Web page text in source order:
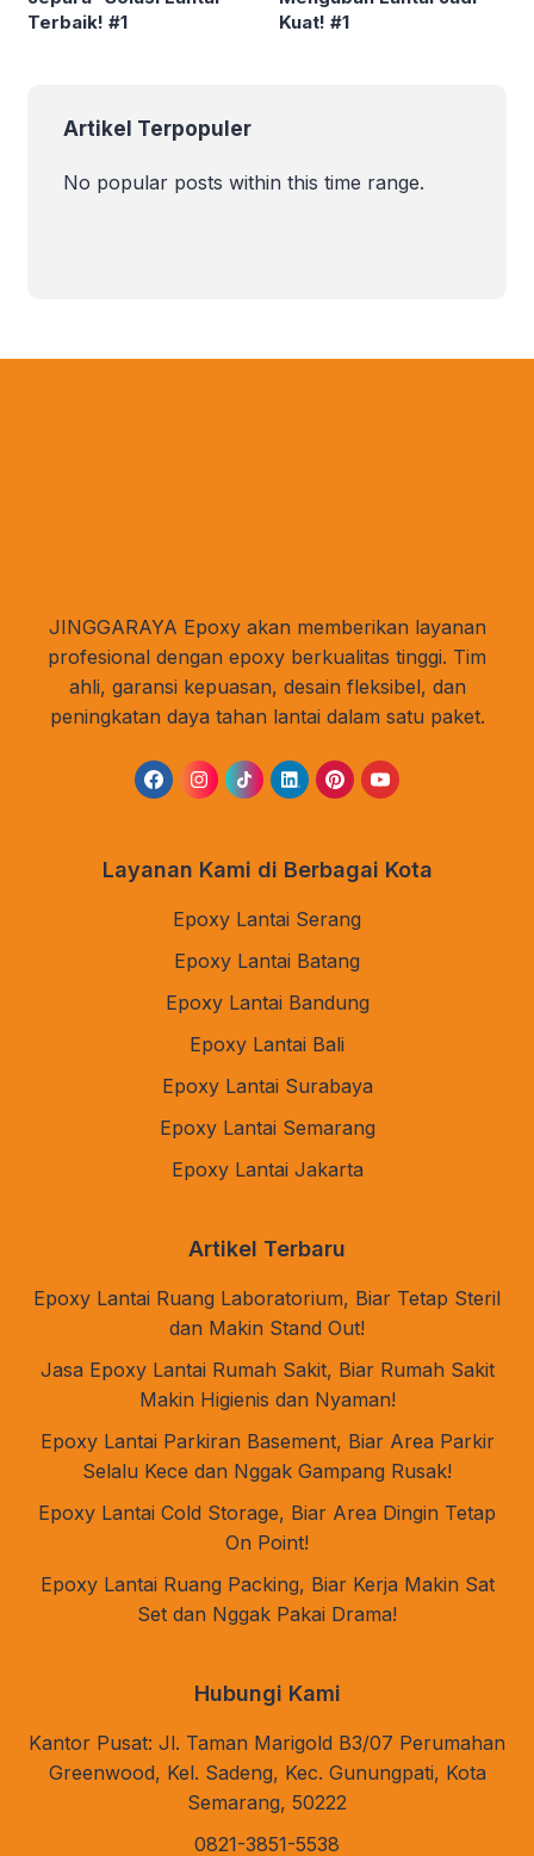
Terbaik! #1
Kuat! #1
Artikel Terpopuler
No popular posts within this time range.
JINGGARAYA Epoxy akan memberikan layanan
profesional dengan epoxy berkualitas tinggi. Tim
ahli, garansi kepuasan, desain fleksibel, dan
peningkatan daya tahan lantai dalam satu paket.
Layanan Kami di Berbagai Kota
Epoxy Lantai Serang
Epoxy Lantai Batang
Epoxy Lantai Bandung
Epoxy Lantai Bali
Epoxy Lantai Surabaya
Epoxy Lantai Semarang
Epoxy Lantai Jakarta
Artikel Terbaru
Epoxy Lantai Ruang Laboratorium, Biar Tetap Steril
dan Makin Stand Out!
Jasa Epoxy Lantai Rumah Sakit, Biar Rumah Sakit
Makin Higienis dan Nyaman!
Epoxy Lantai Parkiran Basement, Biar Area Parkir
Selalu Kece dan Nggak Gampang Rusak!
Epoxy Lantai Cold Storage, Biar Area Dingin Tetap
On Point!
Epoxy Lantai Ruang Packing, Biar Kerja Makin Sat
Set dan Nggak Pakai Drama!
Hubungi Kami
Kantor Pusat: Jl. Taman Marigold B3/07 Perumahan
Greenwood, Kel. Sadeng, Kec. Gunungpati, Kota
Semarang, 50222
0821-3851-5538